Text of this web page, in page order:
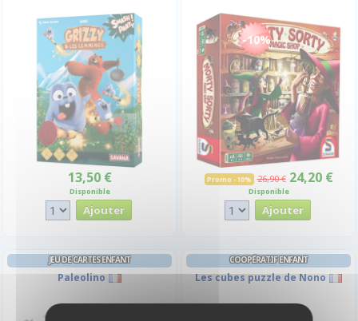
13,50 €
Disponible
-10%
Promo -10% 26,90 € 24,20 €
Disponible
JEU DE CARTES ENFANT
Paleolino
COOPÉRATIF ENFANT
Les cubes puzzle de Nono